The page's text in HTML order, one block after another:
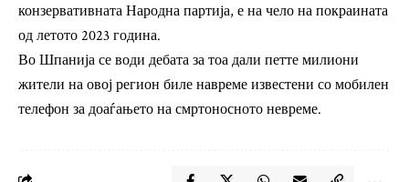
конзервативната Народна партија, е на чело на покраината
од летото 2023 година.
Во Шпанија се води дебата за тоа дали петте милиони
жители на овој регион биле навреме известени со мобилен
телефон за доаѓањето на смртоносното невреме.